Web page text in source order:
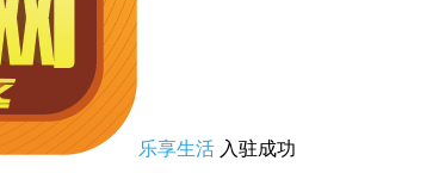
乐享生活 入驻成功